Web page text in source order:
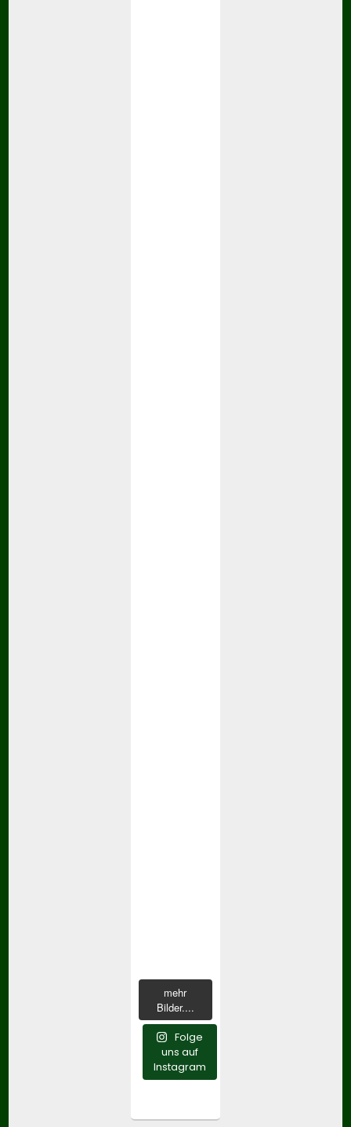
mehr
Bilder....
Folge
uns auf
Instagram